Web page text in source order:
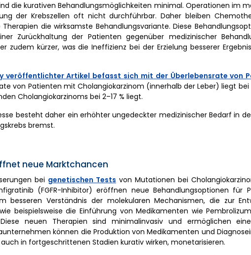
die kurativen Behandlungsmöglichkeiten minimal. Operationen im
der Krebszellen oft nicht durchführbar. Daher bleiben
die wirksamste Behandlungsvariante. Diese
Zurückhaltung der Patienten gegenüber medizinischer
zudem kürzer, was die Ineffizienz bei der Erzielung besserer
veröffentlichter Artikel befasst sich mit der Überlebensrate von
von Patienten mit Cholangiokarzinom (innerhalb der Leber) liegt bei
Cholangiokarzinoms bei 2–17 % liegt.
besteht daher ein erhöhter ungedeckter medizinischer Bedarf in
bremst.
neue Marktchancen
bei genetischen Tests von Mutationen bei
(FGFR-Inhibitor) eröffnen neue Behandlungsoptionen für
Verständnis der molekularen Mechanismen, die zur
beispielsweise die Einführung von Medikamenten wie
neuen Therapien sind minimalinvasiv und ermöglichen
können die Produktion von Medikamenten und
in fortgeschrittenen Stadien kurativ wirken, monetarisieren.